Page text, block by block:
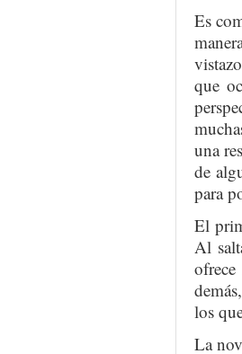
Es
que
una
de
para
El
Al
los
La